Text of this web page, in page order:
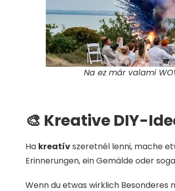
Na ez már valami
🎨 Kreative DIY-
Ha kreatívszeretnél lenni, mache
Erinnerungen, ein Gemälde oder
Wenn du etwas wirklich Besonderes